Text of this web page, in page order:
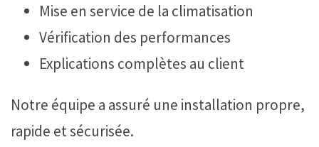
Mise en service de la climatisation
Vérification des performances
Explications complètes au client
Notre équipe a assuré une installation propre,
rapide et sécurisée.